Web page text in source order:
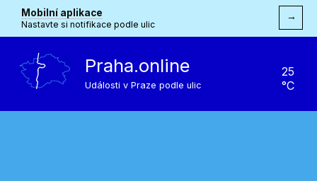
Mobilní aplikace
Nastavte si notifikace podle ulic
→
Praha.online
Události v Praze podle ulic
25
°C